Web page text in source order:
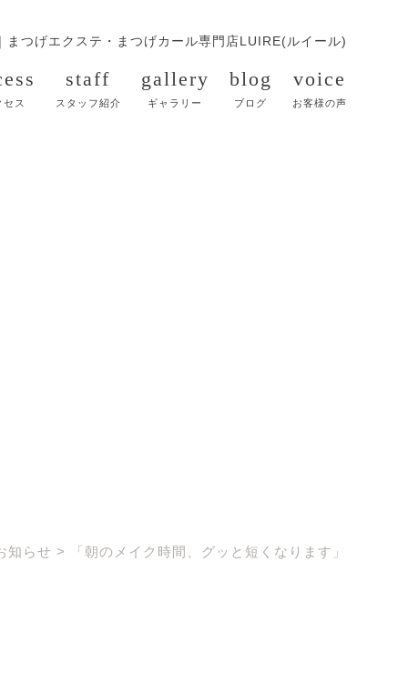
まつげエクステ・まつげカール専門店LUIRE(ルイール)
セス
staff
スタッフ紹介
gallery
ギャラリー
blog
ブログ
voice
お客様の声
知らせ > 「朝のメイク時間、グッと短くなります」